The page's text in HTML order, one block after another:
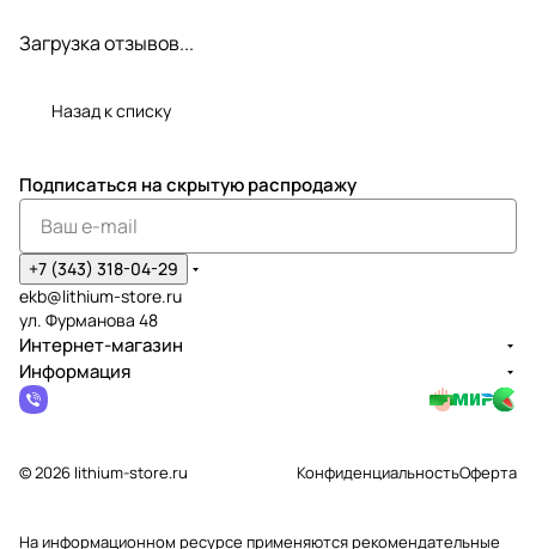
Загрузка отзывов...
Назад к списку
Подписаться на скрытую распродажу
+7 (343) 318-04-29
ekb@lithium-store.ru
ул. Фурманова 48
Интернет-магазин
Информация
© 2026 lithium-store.ru КонфиденциальностьОферта
На информационном ресурсе применяютсярекомендательные